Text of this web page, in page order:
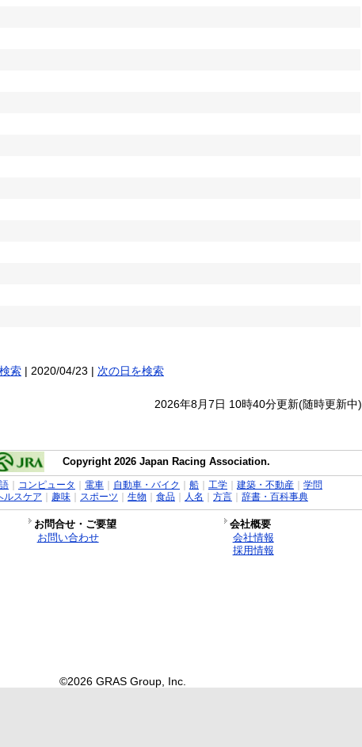
索| 2020/04/23 | 次の日を検索
2026年8月7日 10時40分更新(随時更新中)
Copyright 2026 Japan Racing Association.
｜ コンピュータ 電車｜ 自動車・バイク 船｜ 工学｜ 建築・不動産｜ 学問
ルスケア 趣味｜ スポーツ 生物 食品｜ 人名 方言｜ 辞書・百科事典
お問合せ・ご要望 会社概要
お問い合わせ
会社情報
採用情報
©2026 GRAS Group, Inc.